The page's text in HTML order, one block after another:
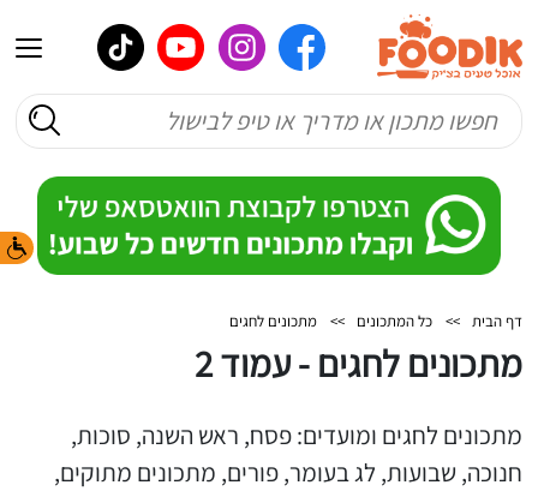
דף הבית >> כל המתכונים >> מתכונים לחגים
מתכונים לחגים - עמוד 2
מתכונים לחגים ומועדים: פסח, ראש השנה, סוכות,
חנוכה, שבועות, לג בעומר, פורים, מתכונים מתוקים,